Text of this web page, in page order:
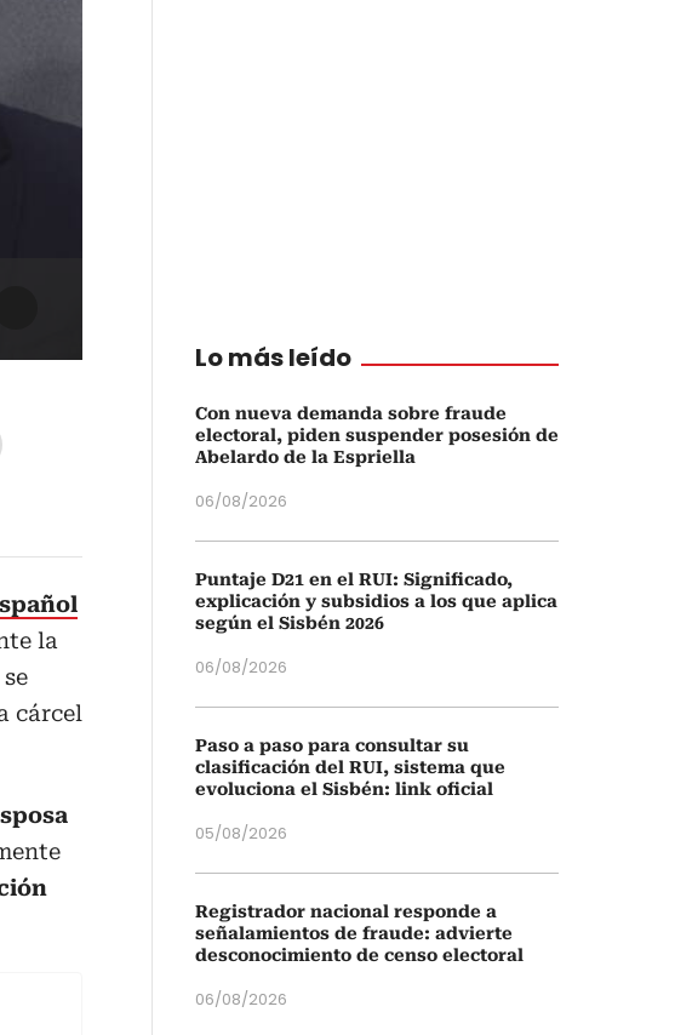
la
cárcel
Lo más leído
Con nueva demanda sobre fraude
electoral, piden suspender posesión de
Abelardo de la Espriella
06/08/2026
Puntaje D21 en el RUI: Significado,
explicación y subsidios a los que aplica
según el Sisbén 2026
06/08/2026
Paso a paso para consultar su
clasificación del RUI, sistema que
evoluciona el Sisbén: link oficial
05/08/2026
Registrador nacional responde a
señalamientos de fraude: advierte
desconocimiento de censo electoral
06/08/2026